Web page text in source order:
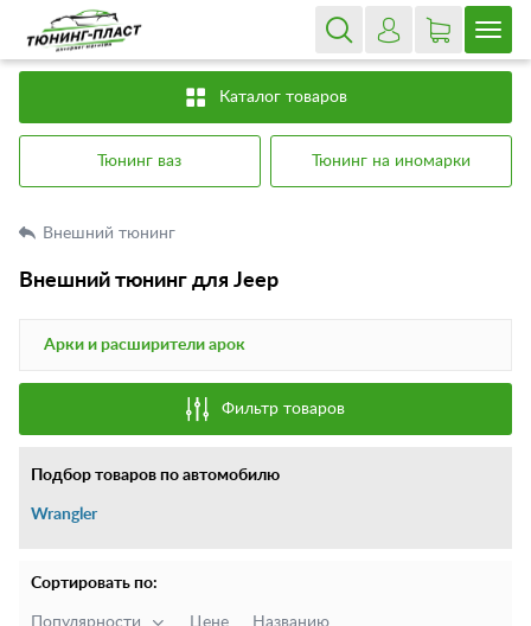
Каталог товаров
Тюнинг ваз Тюнинг на иномарки
Внешний тюнинг
Внешний тюнинг для Jeep
Арки и расширители арок
Фильтр товаров
Подбор товаров по автомобилю
Wrangler
Сортировать по:
Популярности Цене Названию